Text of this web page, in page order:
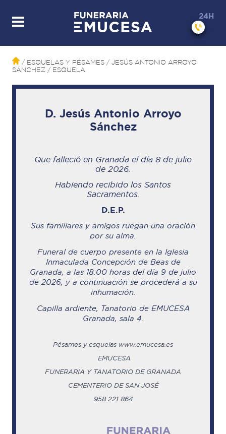
24H
/ ESQUELAS Y PÉSAMES / JESÚS ANTONIO ARROYO
SÁNCHEZ / ESQUELA
D. Jesús Antonio Arroyo
Sánchez
Que falleció en Granada el día 8 de julio
de 2026.
Habiendo recibido los Santos
Sacramentos.
D.E.P.
Sus familiares y amigos ruegan una oración
por su alma.
Funeral de cuerpo presente en la Iglesia
Inmaculada Concepción de Beas de
Granada, a las 18:00 horas del día 9 de julio
de 2026, y a continuación se procederá a su
inhumación.
Capilla ardiente, Tanatorio de EMUCESA
Granada, sala 4.
Pésames y esquelas www.emucesa.es
EMUCESA
FUNERARIA Y TANATORIO DE GRANADA
CEMENTERIO DE SAN JOSÉ
958 221 864